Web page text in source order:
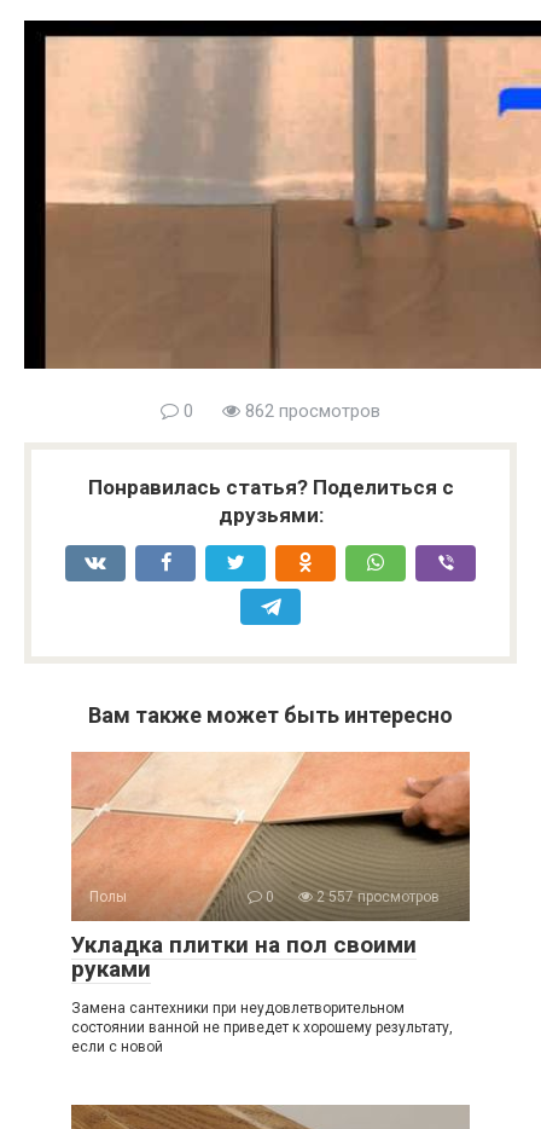
Watch this video on YouTube Embedded with WP
0 862 просмотров
Понравилась статья? Поделиться с
друзьями:
Вам также может быть интересно
Полы 0 2 557 просмотров
Укладка плитки на пол своими
руками
Замена сантехники при неудовлетворительном
состоянии ванной не приведет к хорошему результату,
если с новой